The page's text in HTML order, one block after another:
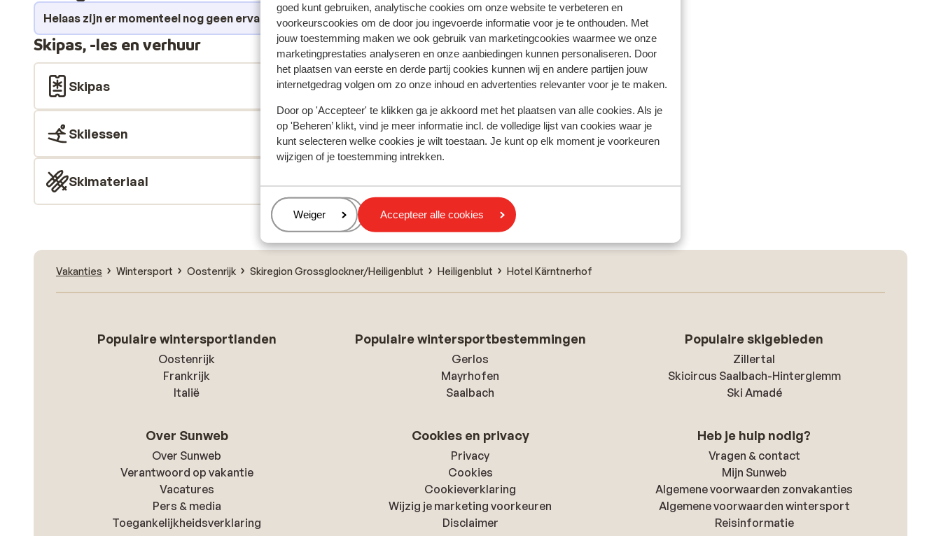
goed kunt gebruiken, analytische cookies om onze website te verbeteren en
voorkeurscookies om de door jou ingevoerde informatie voor je te onthouden. Met
jouw toestemming maken we ook gebruik van marketingcookies waarmee we onze
marketingprestaties analyseren en onze aanbiedingen kunnen personaliseren. Door
het plaatsen van eerste en derde partij cookies kunnen wij en andere partijen jouw
internetgedrag volgen om zo onze inhoud en advertenties relevanter voor je te maken.
Door op 'Accepteer' te klikken ga je akkoord met het plaatsen van alle cookies. Als je
op 'Beheren’ klikt, vind je meer informatie incl. de volledige lijst van cookies waar je
kunt selecteren welke cookies je wilt toestaan. Je kunt op elk moment je voorkeuren
wijzigen of je toestemming intrekken.
Beheren
Weiger Accepteer alle cookies
Helaas zijn er momenteel nog geen ervaringen voor deze accommodatie.
Skipas, -les en verhuur
Skipas
Skilessen
Skimateriaal
Vakanties Wintersport Oostenrijk Skiregion Grossglockner/Heiligenblut Heiligenblut Hotel Kärntnerhof
Populaire wintersportlanden
Oostenrijk
Frankrijk
Italië
Populaire wintersportbestemmingen
Gerlos
Mayrhofen
Saalbach
Populaire skigebieden
Zillertal
Skicircus Saalbach-Hinterglemm
Ski Amadé
Over Sunweb
Over Sunweb
Verantwoord op vakantie
Vacatures
Pers & media
Toegankelijkheidsverklaring
Cookies en privacy
Privacy
Cookies
Cookieverklaring
Wijzig je marketing voorkeuren
Disclaimer
Heb je hulp nodig?
Vragen & contact
Mijn Sunweb
Algemene voorwaarden zonvakanties
Algemene voorwaarden wintersport
Reisinformatie